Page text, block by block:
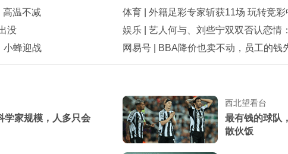
高温不减
没
小蜂迎战
体育
外籍足彩专家斩获11场 玩转竞彩
娱乐
艺人何与、刘些宁双双否认恋情
网易号
BBA降价也卖不动，员工的钱
学家规模，人多只会
西北望看台
最有钱的球队
散伙饭